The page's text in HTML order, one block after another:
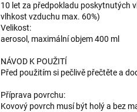
10 let za předpokladu poskytnutých
vlhkost vzduchu max. 60%)
Velikost:
aerosol, maximální objem 400 ml
NÁVOD K POUŽITÍ
Před použitím si pečlivě přečtěte a
Příprava povrchu:
Kovový povrch musí být holý a bez